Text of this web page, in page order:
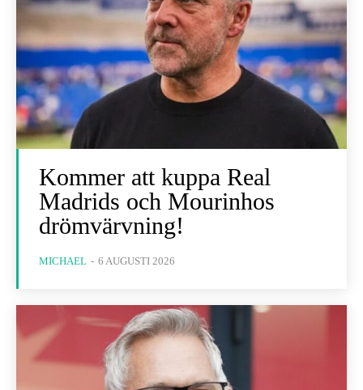
Kommer att kuppa Real
Madrids och Mourinhos
drömvärvning!
MICHAEL - 6 AUGUSTI 2026